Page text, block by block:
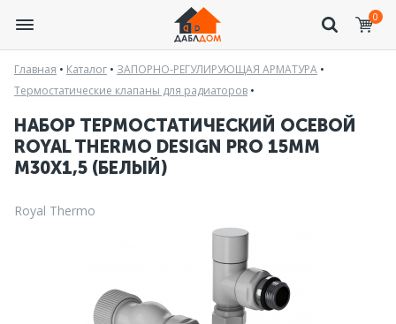
0
Главная • Каталог • ЗАПОРНО-РЕГУЛИРУЮЩАЯ АРМАТУРА •
Термостатические клапаны для радиаторов •
НАБОР ТЕРМОСТАТИЧЕСКИЙ ОСЕВОЙ
ROYAL THERMO DESIGN PRO 15ММ
М30Х1,5 (БЕЛЫЙ)
Royal Thermo